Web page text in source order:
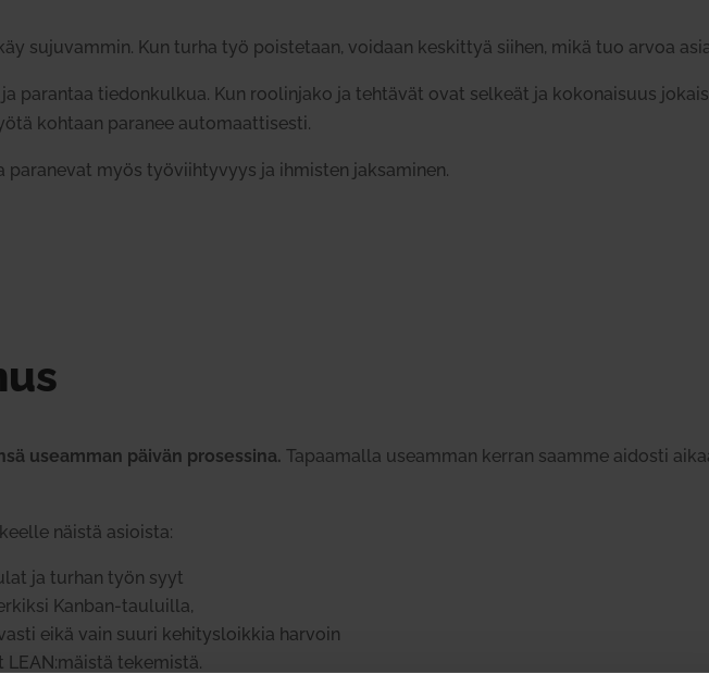
suju­vammin. Kun turha työ pois­tetaan, voidaan kes­kittyä siihen, mikä tuo arvoa
parantaa tie­don­kulkua. Kun roo­linjako ja teh­tävät ovat selkeät ja koko­naisuus
kohtaan paranee auto­maat­ti­sesti.
para­nevat myös työ­viih­tyvyys ja ihmisten jak­sa­minen.
useamman päivän pro­sessina. Tapaa­malla useamman kerran saamme aidosti
näistä asioista:
ja turhan työn syyt
Kanban-tau­luilla,
eikä vain suuri kehi­tys­loikkia harvoin
teke­mistä.